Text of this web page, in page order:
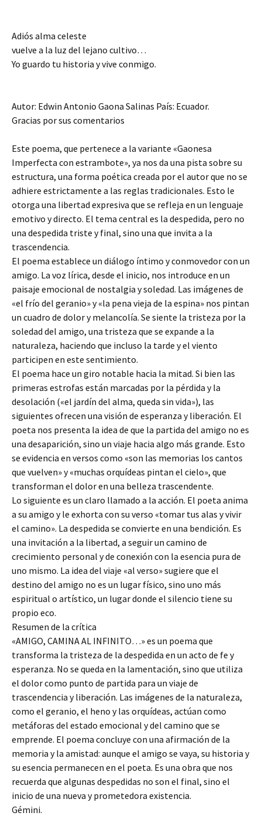
Adiós alma celeste
vuelve a la luz del lejano cultivo…
Yo guardo tu historia y vive conmigo.
Autor: Edwin Antonio Gaona Salinas País: Ecuador.
Gracias por sus comentarios
Este poema, que pertenece a la variante «Gaonesa
Imperfecta con estrambote», ya nos da una pista sobre su
estructura, una forma poética creada por el autor que no se
adhiere estrictamente a las reglas tradicionales. Esto le
otorga una libertad expresiva que se refleja en un lenguaje
emotivo y directo. El tema central es la despedida, pero no
una despedida triste y final, sino una que invita a la
trascendencia.
El poema establece un diálogo íntimo y conmovedor con un
amigo. La voz lírica, desde el inicio, nos introduce en un
paisaje emocional de nostalgia y soledad. Las imágenes de
«el frío del geranio» y «la pena vieja de la espina» nos pintan
un cuadro de dolor y melancolía. Se siente la tristeza por la
soledad del amigo, una tristeza que se expande a la
naturaleza, haciendo que incluso la tarde y el viento
participen en este sentimiento.
El poema hace un giro notable hacia la mitad. Si bien las
primeras estrofas están marcadas por la pérdida y la
desolación («el jardín del alma, queda sin vida»), las
siguientes ofrecen una visión de esperanza y liberación. El
poeta nos presenta la idea de que la partida del amigo no es
una desaparición, sino un viaje hacia algo más grande. Esto
se evidencia en versos como «son las memorias los cantos
que vuelven» y «muchas orquídeas pintan el cielo», que
transforman el dolor en una belleza trascendente.
Lo siguiente es un claro llamado a la acción. El poeta anima
a su amigo y le exhorta con su verso «tomar tus alas y vivir
el camino». La despedida se convierte en una bendición. Es
una invitación a la libertad, a seguir un camino de
crecimiento personal y de conexión con la esencia pura de
uno mismo. La idea del viaje «al verso» sugiere que el
destino del amigo no es un lugar físico, sino uno más
espiritual o artístico, un lugar donde el silencio tiene su
propio eco.
Resumen de la crítica
«AMIGO, CAMINA AL INFINITO…» es un poema que
transforma la tristeza de la despedida en un acto de fe y
esperanza. No se queda en la lamentación, sino que utiliza
el dolor como punto de partida para un viaje de
trascendencia y liberación. Las imágenes de la naturaleza,
como el geranio, el heno y las orquídeas, actúan como
metáforas del estado emocional y del camino que se
emprende. El poema concluye con una afirmación de la
memoria y la amistad: aunque el amigo se vaya, su historia y
su esencia permanecen en el poeta. Es una obra que nos
recuerda que algunas despedidas no son el final, sino el
inicio de una nueva y prometedora existencia.
Gémini.